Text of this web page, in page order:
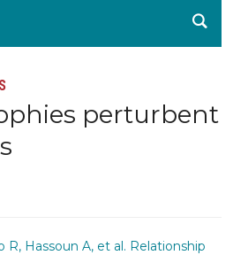
perturbent
R, Hassoun A, et al. Relationship